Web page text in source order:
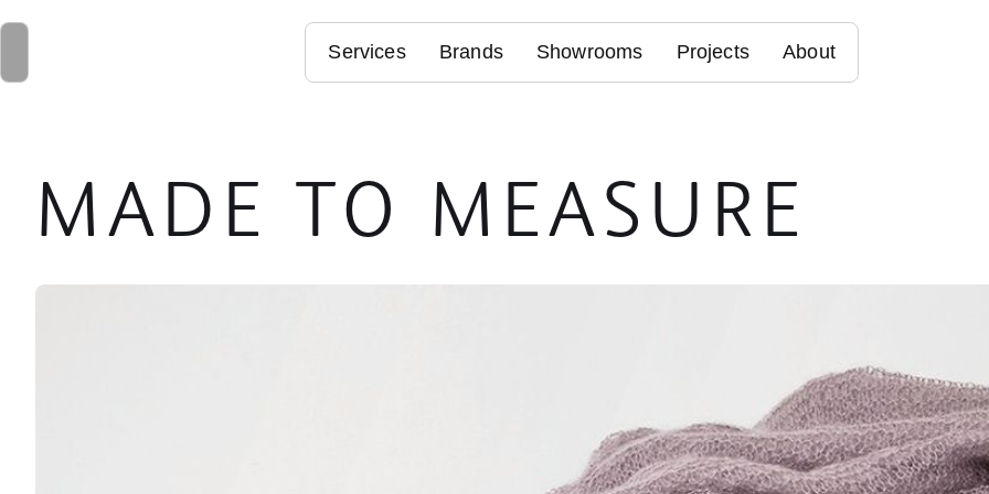
Services Brands Showrooms Projects About
MADE TO MEASURE